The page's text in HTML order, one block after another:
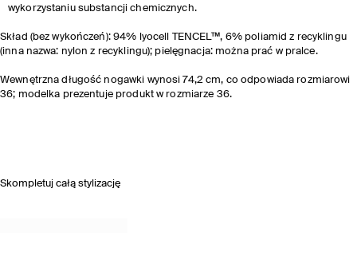
wykorzystaniu substancji chemicznych.
Skład (bez wykończeń): 94% lyocell TENCEL™, 6% poliamid z recyklingu
(inna nazwa: nylon z recyklingu); pielęgnacja: można prać w pralce.
Wewnętrzna długość nogawki wynosi 74,2 cm, co odpowiada rozmiarowi
36; modelka prezentuje produkt w rozmiarze 36.
Skompletuj całą stylizację